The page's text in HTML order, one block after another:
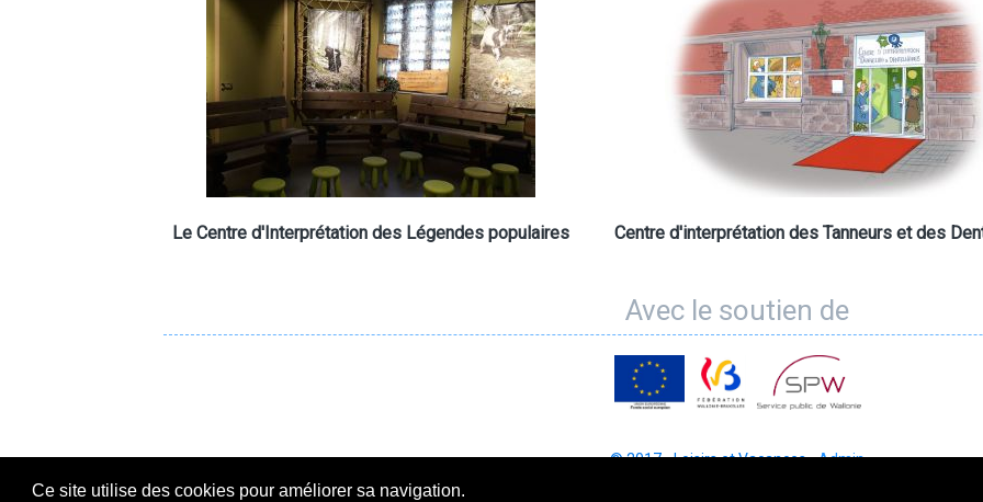
Ce site utilise des cookies pour améliorer sa navigation.
Le Centre d'Interprétation des Légendes populaires Centre d'interprétation des Tanneurs et des
Avec le soutien de
© 2017 - Loisirs et Vacances -Admin